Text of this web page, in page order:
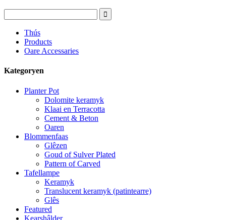
Thús
Products
Oare Accessaries
Kategoryen
Planter Pot
Dolomite keramyk
Klaai en Terracotta
Cement & Beton
Oaren
Blommenfaas
Glêzen
Goud of Sulver Plated
Pattern of Carved
Tafellampe
Keramyk
Translucent keramyk (patintearre)
Glês
Featured
Kearshâlder